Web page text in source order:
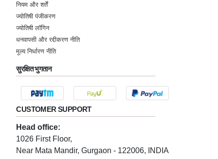
नियम और शर्तें
ज्योतिषी पंजीकरण
ज्योतिषी लॉगिन
धनवापसी और रद्दीकरण नीति
मूल्य निर्धारण नीति
सुरक्षित भुगतान
CUSTOMER SUPPORT
Head office:
1026 First Floor,
Near Mata Mandir, Gurgaon - 122006, INDIA